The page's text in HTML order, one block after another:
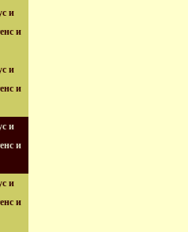
и
и
и
и
и
и
и
и